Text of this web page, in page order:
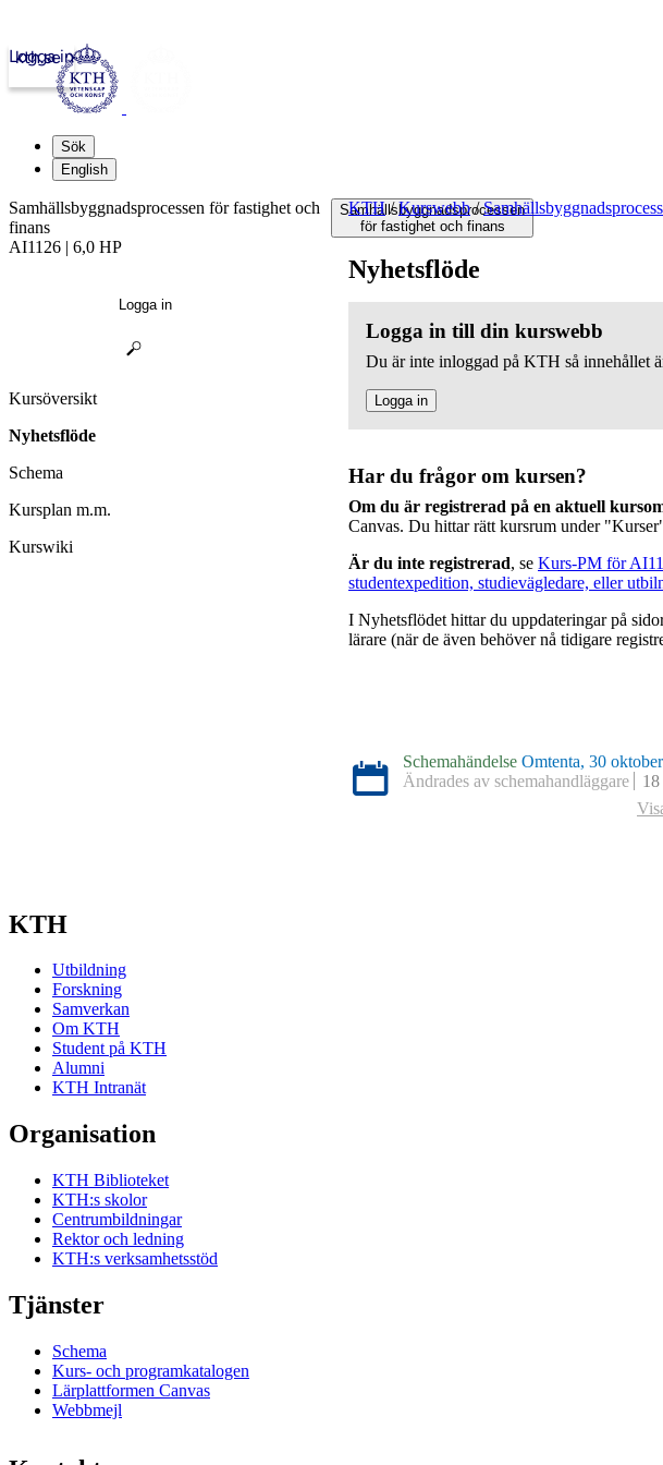
kth.se
Logga in
Sök
English
Samhällsbyggnadsprocessen
för fastighet och finans
KTH / Kurswebb /
Nyhetsflöde
Logga in till din kurswebb
Du är inte inloggad på KTH så innehållet
Logga in
Har du frågor om kursen?
Om du är registrerad på en aktuell
Canvas. Du hittar rätt kursrum under
Är du inte registrerad, se Kurs-PM för
studentexpedition, studievägledare, eller
I Nyhetsflödet hittar du uppdateringar på
lärare (när de även behöver nå tidigare
Schemahändelse Omtenta, 30
Ändrades av schemahandläggare
Samhällsbyggnadsprocessen för fastighet och
finans
AI1126 | 6,0 HP
Logga in
Kursöversikt
Nyhetsflöde
Schema
Kursplan m.m.
Kurswiki
KTH
Utbildning
Forskning
Samverkan
Om KTH
Student på KTH
Alumni
KTH Intranät
Organisation
KTH Biblioteket
KTH:s skolor
Centrumbildningar
Rektor och ledning
KTH:s verksamhetsstöd
Tjänster
Schema
Kurs- och programkatalogen
Lärplattformen Canvas
Webbmejl